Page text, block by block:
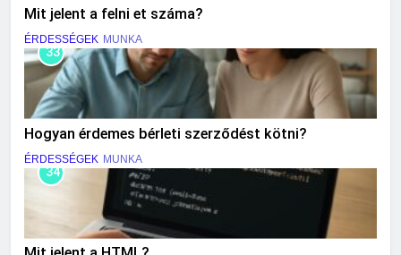
Mit jelent a felni et száma?
ÉRDESSÉGEK MUNKA
33
Hogyan érdemes bérleti szerződést kötni?
ÉRDESSÉGEK MUNKA
34